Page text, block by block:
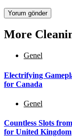
More
Genel
Electrifying
for Canada
Genel
Countless Slots
for United Kingdom